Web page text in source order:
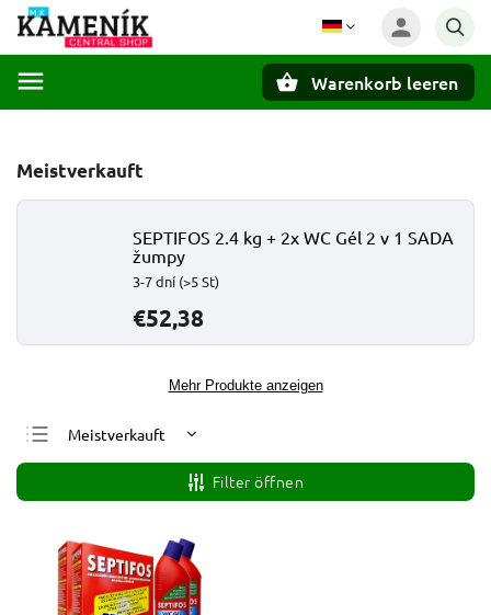
Warenkorb leeren
Meistverkauft
SEPTIFOS 2.4 kg + 2x WC Gél 2 v 1 SADA
žumpy
3-7 dní (>5 St)
€52,38
Mehr Produkte anzeigen
Meistverkauft
Günstigste
Teuerste
Alphabetisch
Filter öffnen